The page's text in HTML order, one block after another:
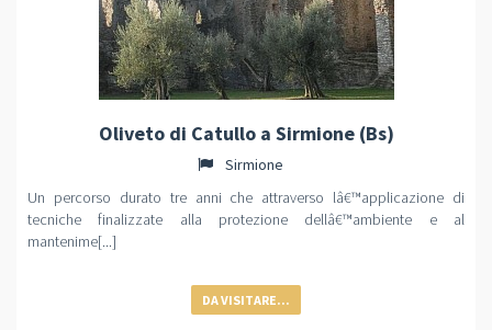
Oliveto di Catullo a Sirmione (Bs)
Sirmione
Un percorso durato tre anni che attraverso lâ€™applicazione di
tecniche finalizzate alla protezione dellâ€™ambiente e al
mantenime[...]
DA VISITARE...